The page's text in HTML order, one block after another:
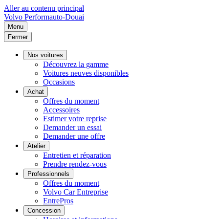
Aller au contenu principal
Volvo Performauto-Douai
Menu
Fermer
Nos voitures
Découvrez la gamme
Voitures neuves disponibles
Occasions
Achat
Offres du moment
Accessoires
Estimer votre reprise
Demander un essai
Demander une offre
Atelier
Entretien et réparation
Prendre rendez-vous
Professionnels
Offres du moment
Volvo Car Entreprise
EntrePros
Concession